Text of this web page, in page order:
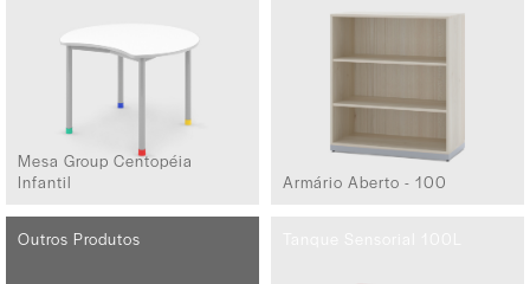
Mesa Group Centopéia
Infantil
Armário Aberto - 100
Outros Produtos